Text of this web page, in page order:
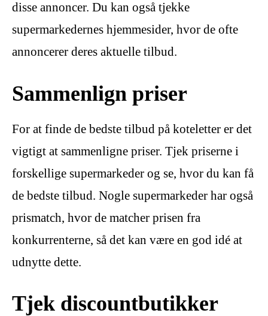
disse annoncer. Du kan også tjekke
supermarkedernes hjemmesider, hvor de ofte
annoncerer deres aktuelle tilbud.
Sammenlign priser
For at finde de bedste tilbud på koteletter er det
vigtigt at sammenligne priser. Tjek priserne i
forskellige supermarkeder og se, hvor du kan få
de bedste tilbud. Nogle supermarkeder har også
prismatch, hvor de matcher prisen fra
konkurrenterne, så det kan være en god idé at
udnytte dette.
Tjek discountbutikker